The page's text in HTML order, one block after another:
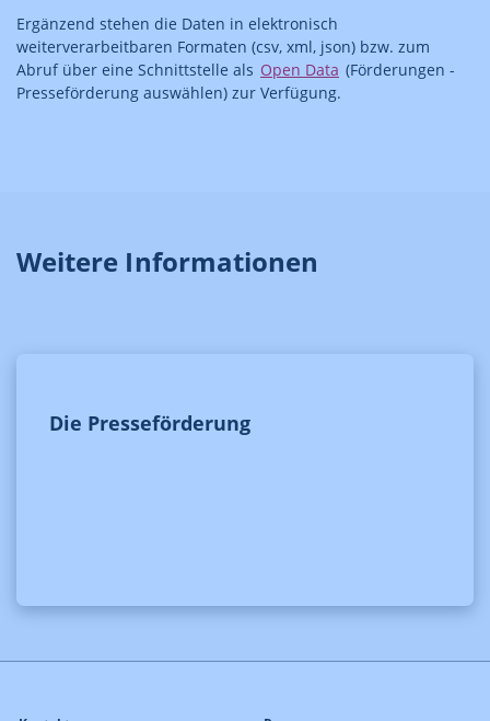
Ergänzend stehen die Daten in elektronisch
weiterverarbeitbaren Formaten (csv, xml, json) bzw. zum
Abruf über eine Schnittstelle als Open Data (Förderungen -
Presseförderung auswählen) zur Verfügung.
Weitere Informationen
Die Presseförderung